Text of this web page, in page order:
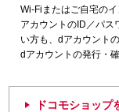
Wi-Fiまたはご自宅の
アカウントのID／パス
い方も、dアカウント
dアカウントの発行・
ドコモショップ